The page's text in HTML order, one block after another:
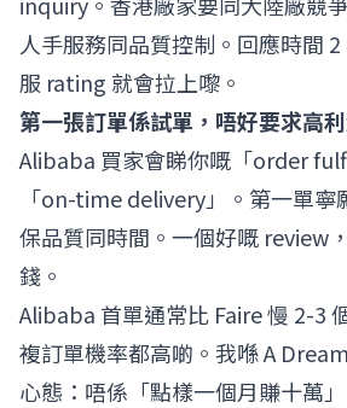
人手服務同品質控制。回應時間
服 rating 就會拉上嚟。
第一張訂單係試單，唔好要求高
Alibaba 買家會睇你嘅「order
「on-time delivery」。第一單寧
保品質同時間。一個好嘅 review
錢。
Alibaba 首單通常比 Faire 慢 2-3
複訂單機率都高啲。我喺 A
心態：唔係「點樣一個月賺十萬